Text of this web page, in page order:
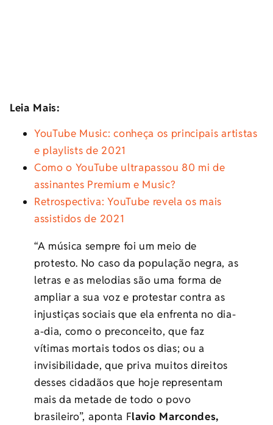
Leia Mais:
YouTube Music: conheça os principais artistas
e playlists de 2021
Como o YouTube ultrapassou 80 mi de
assinantes Premium e Music?
Retrospectiva: YouTube revela os mais
assistidos de 2021
“A música sempre foi um meio de
protesto. No caso da população negra, as
letras e as melodias são uma forma de
ampliar a sua voz e protestar contra as
injustiças sociais que ela enfrenta no dia-
a-dia, como o preconceito, que faz
vítimas mortais todos os dias; ou a
invisibilidade, que priva muitos direitos
desses cidadãos que hoje representam
mais da metade de todo o povo
brasileiro”, aponta Flavio Marcondes,